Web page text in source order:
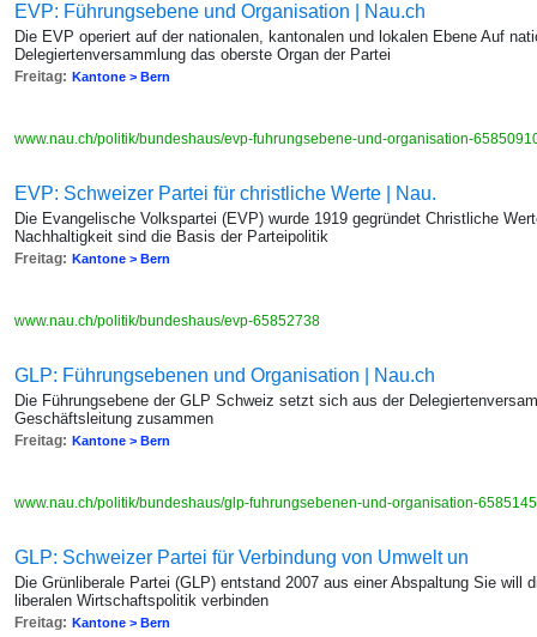
EVP: Führungsebene und Organisation | Nau.ch
Die EVP operiert auf der nationalen, kantonalen und lokalen Ebene Auf
Delegiertenversammlung das oberste Organ der Partei
Freitag: Kantone > Bern
www.nau.ch/politik/bundeshaus/evp-fuhrungsebene-und-organisation-
EVP: Schweizer Partei für christliche Werte | Nau.
Die Evangelische Volkspartei (EVP) wurde 1919 gegründet Christliche
Nachhaltigkeit sind die Basis der Parteipolitik
Freitag: Kantone > Bern
www.nau.ch/politik/bundeshaus/evp-65852738
GLP: Führungsebenen und Organisation | Nau.ch
Die Führungsebene der GLP Schweiz setzt sich aus der
Geschäftsleitung zusammen
Freitag: Kantone > Bern
www.nau.ch/politik/bundeshaus/glp-fuhrungsebenen-und-organisation-
GLP: Schweizer Partei für Verbindung von Umwelt un
Die Grünliberale Partei (GLP) entstand 2007 aus einer Abspaltung Sie will
liberalen Wirtschaftspolitik verbinden
Freitag: Kantone > Bern